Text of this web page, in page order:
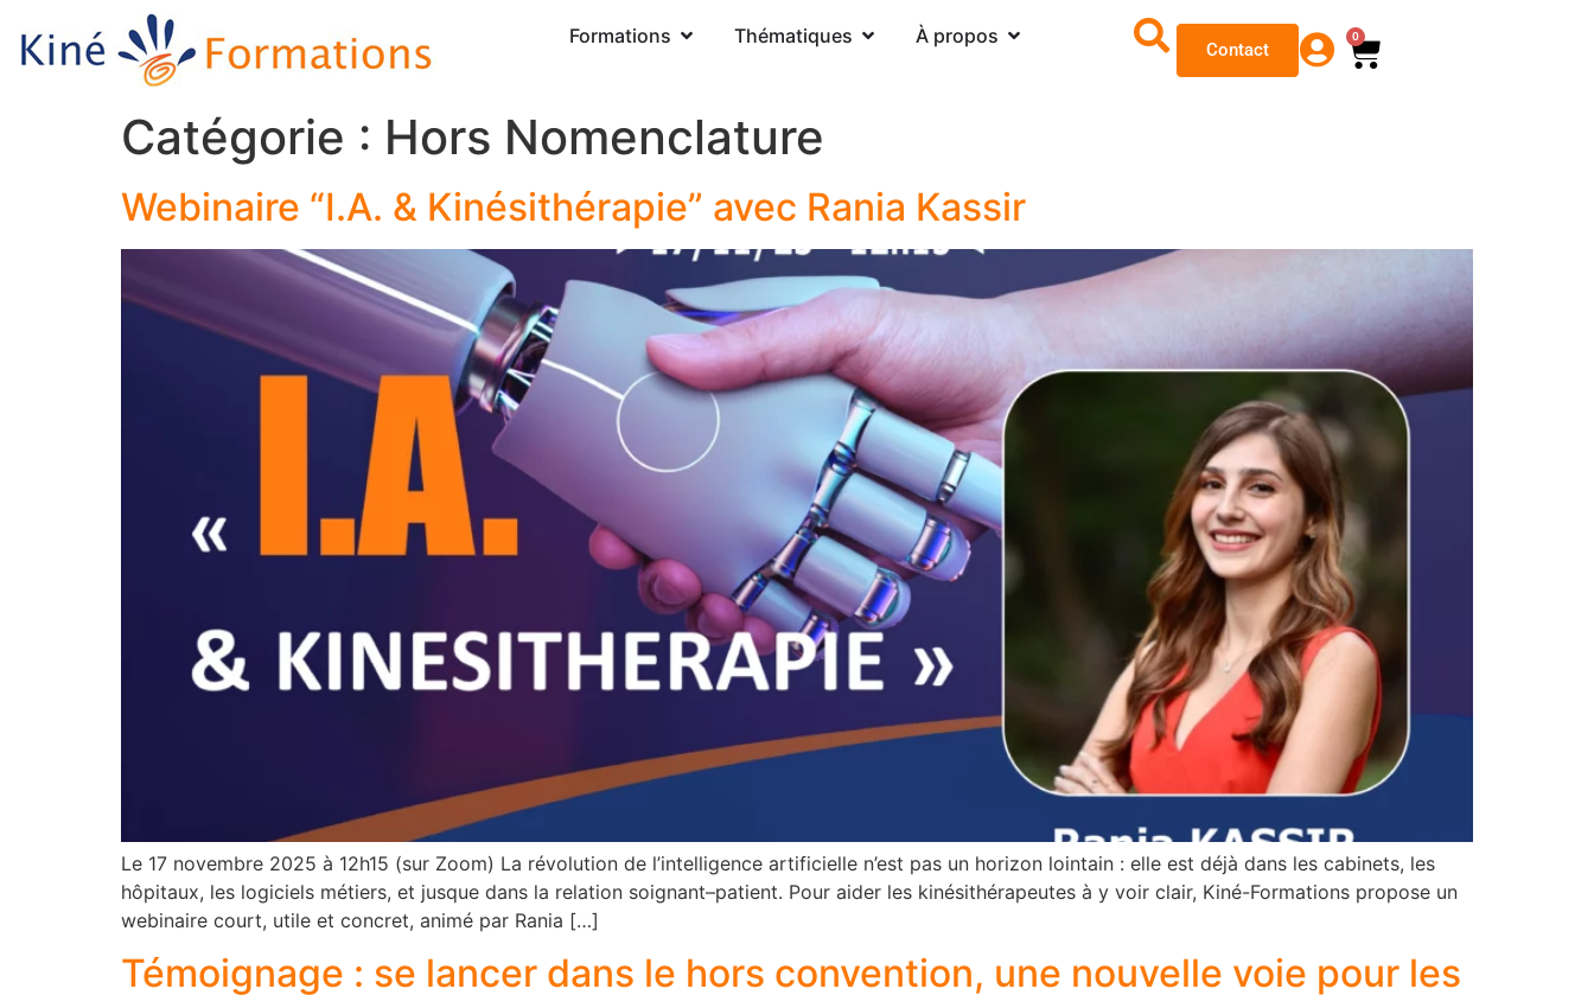
Formations Thématiques À propos
Contact
0
Catégorie : Hors Nomenclature
Webinaire “I.A. & Kinésithérapie” avec Rania Kassir
Le 17 novembre 2025 à 12h15 (sur Zoom) La révolution de l’intelligence artificielle n’est pas un horizon lointain : elle est déjà dans les cabinets, les
hôpitaux, les logiciels métiers, et jusque dans la relation soignant–patient. Pour aider les kinésithérapeutes à y voir clair, Kiné-Formations propose un
webinaire court, utile et concret, animé par Rania […]
Témoignage : se lancer dans le hors convention, une nouvelle voie pour les